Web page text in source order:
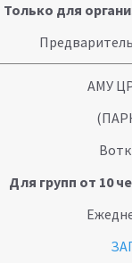
Только для
АМУ
Для групп от 10